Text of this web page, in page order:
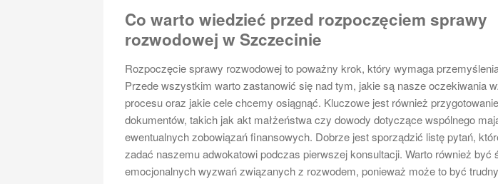
Co warto wiedzieć przed rozpoczęciem sprawy
rozwodowej w Szczecinie
Rozpoczęcie sprawy rozwodowej to poważny krok, który wymaga
Przede wszystkim warto zastanowić się nad tym, jakie są nasze oczekiwania
procesu oraz jakie cele chcemy osiągnąć. Kluczowe jest również
dokumentów, takich jak akt małżeństwa czy dowody dotyczące wspólnego
ewentualnych zobowiązań finansowych. Dobrze jest sporządzić listę pytań,
zadać naszemu adwokatowi podczas pierwszej konsultacji. Warto również być
emocjonalnych wyzwań związanych z rozwodem, ponieważ może to być